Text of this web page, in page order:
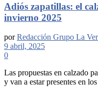
Adiós zapatillas: el
invierno 2025
por Redacción Grupo La
9 abril, 2025
0
Las propuestas en calzado
y van a estar presentes en